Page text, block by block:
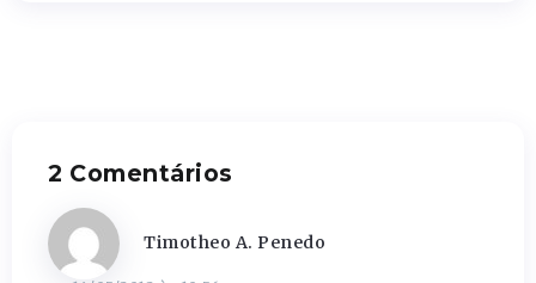
2 Comentários
Timotheo A. Penedo